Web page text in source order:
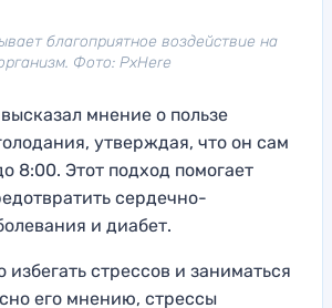
благоприятное воздействие на
Фото: PxHere
мнение о пользе
утверждая, что он сам
8:00. Этот подход помогает
сердечно-
и диабет.
стрессов и заниматься
его мнению, стрессы